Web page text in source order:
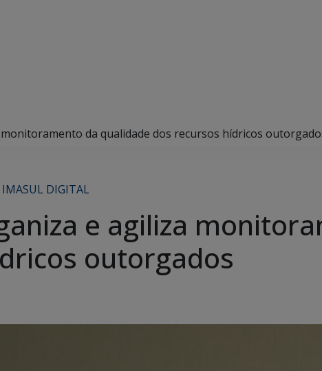
da qualidade dos recursos hídricos
IMASUL DIGITAL
e agiliza
outorgados